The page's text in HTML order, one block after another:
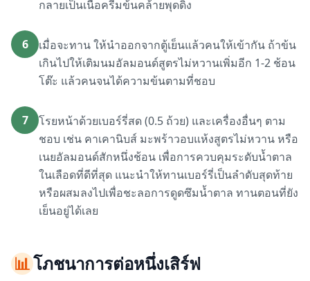
กลายเป็นเนื้อครีมข้นคล้ายพุดดิ้ง
6
เมื่อจะทาน ให้นำออกจากตู้เย็นแล้วคนให้เข้ากัน ถ้าข้น
เกินไปให้เติมนมอัลมอนด์สูตรไม่หวานเพิ่มอีก 1-2 ช้อน
โต๊ะ แล้วคนจนได้ความข้นตามที่ชอบ
7
โรยหน้าด้วยเบอร์รี่สด (0.5 ถ้วย) และเครื่องอื่นๆ ตาม
ชอบ เช่น คาเคานิบส์ มะพร้าวอบแห้งสูตรไม่หวาน หรือ
เนยอัลมอนด์สักหนึ่งช้อน เพื่อการควบคุมระดับน้ำตาล
ในเลือดที่ดีที่สุด แนะนำให้ทานเบอร์รี่เป็นลำดับสุดท้าย
หรือผสมลงไปเพื่อชะลอการดูดซึมน้ำตาล ทานตอนที่ยัง
เย็นอยู่ได้เลย
📊โภชนาการต่อหนึ่งเสิร์ฟ